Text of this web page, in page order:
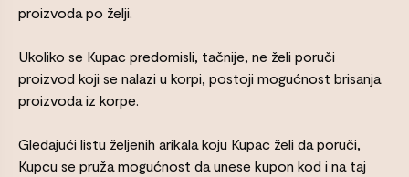
proizvoda po želji.
Ukoliko se Kupac predomisli, tačnije, ne želi poruči
proizvod koji se nalazi u korpi, postoji mogućnost brisanja
proizvoda iz korpe.
Gledajući listu željenih arikala koju Kupac želi da poruči,
Kupcu se pruža mogućnost da unese kupon kod i na taj